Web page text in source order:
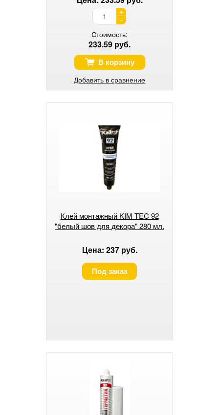
+
-
Стоимость:
233.59 руб.
В корзину
Добавить в сравнение
Клей монтажный KIM TEC 92
"белый шов для декора" 280 мл.
Цена: 237 руб.
Под заказ